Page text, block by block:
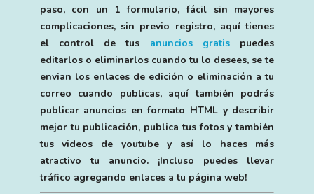
paso, con un 1 formulario, fácil sin mayores
complicaciones, sin previo registro, aquí tienes
el control de tus anuncios gratispuedes
editarlos o eliminarlos cuando tu lo desees, se te
envian los enlaces de edición o eliminación a tu
correo cuando publicas, aquí también podrás
publicar anuncios en formato HTML y describir
mejor tu publicación, publica tus fotos y también
tus videos de youtube y así lo haces más
atractivo tu anuncio. ¡Incluso puedes llevar
tráfico agregando enlaces a tu página web!